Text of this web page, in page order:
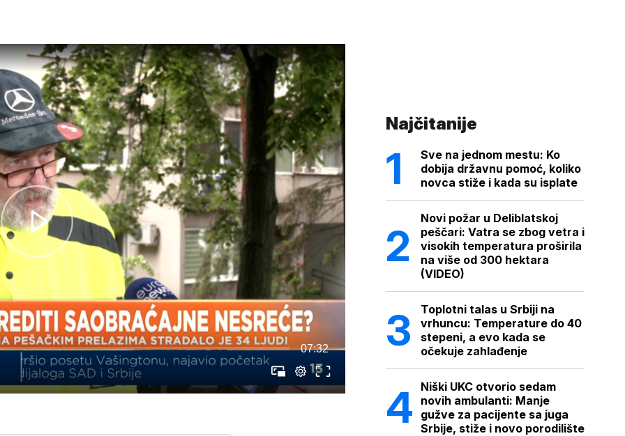
07:32
Najčitanije
Sve na jednom mestu: Ko
dobija državnu pomoć, koliko
novca stiže i kada su isplate
Novi požar u Deliblatskoj
peščari: Vatra se zbog vetra i
visokih temperatura proširila
na više od 300 hektara
(VIDEO)
Toplotni talas u Srbiji na
vrhuncu: Temperature do 40
stepeni, a evo kada se
očekuje zahlađenje
Niški UKC otvorio sedam
novih ambulanti: Manje
gužve za pacijente sa juga
Srbije, stiže i novo porodilište